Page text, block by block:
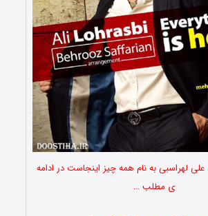
لهراسبی به نام همه چیز اینجاست در ادامه
ی مطلب …